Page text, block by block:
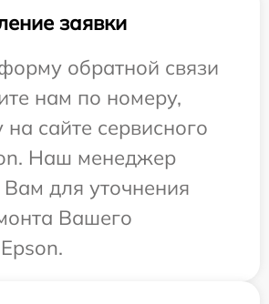
заявки
обратной связи
нам по номеру,
сайте сервисного
Наш менеджер
Вам для уточнения
Вашего